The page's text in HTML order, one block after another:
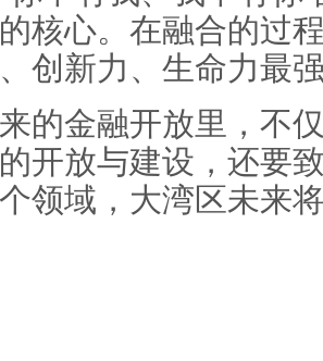
核心。在融合的过
创新力、生命力最
的金融开放里，不
开放与建设，还要
领域，大湾区未来